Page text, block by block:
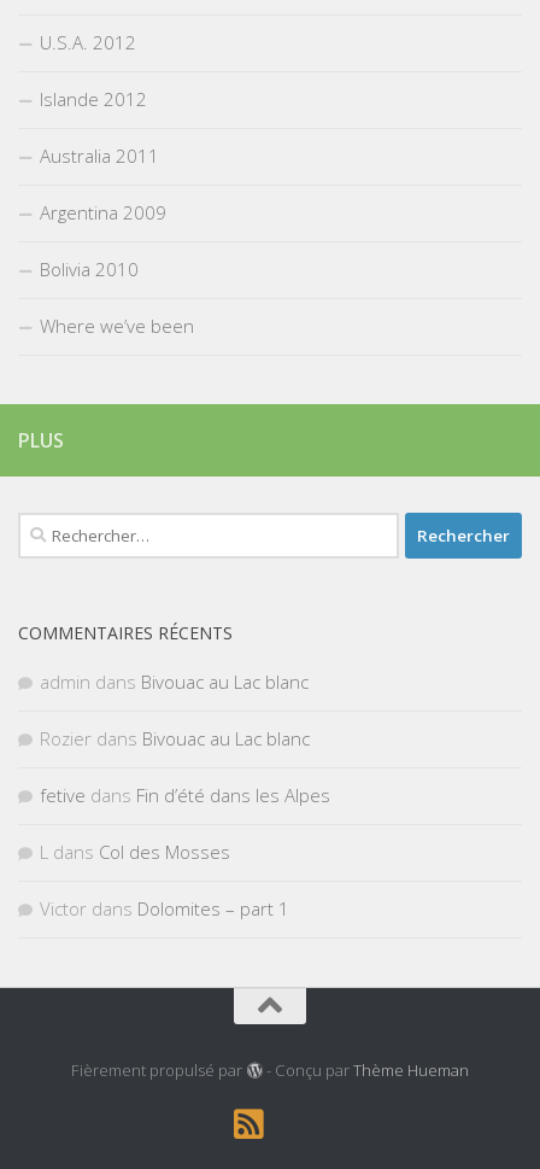
U.S.A. 2012
Islande 2012
Australia 2011
Argentina 2009
Bolivia 2010
Where we’ve been
PLUS
Rechercher :
COMMENTAIRES RÉCENTS
admin dans Bivouac au Lac blanc
Rozier dans Bivouac au Lac blanc
fetive dans Fin d’été dans les Alpes
L dans Col des Mosses
Victor dans Dolomites – part 1
Fièrement propulsé par - Conçu parThème Hueman